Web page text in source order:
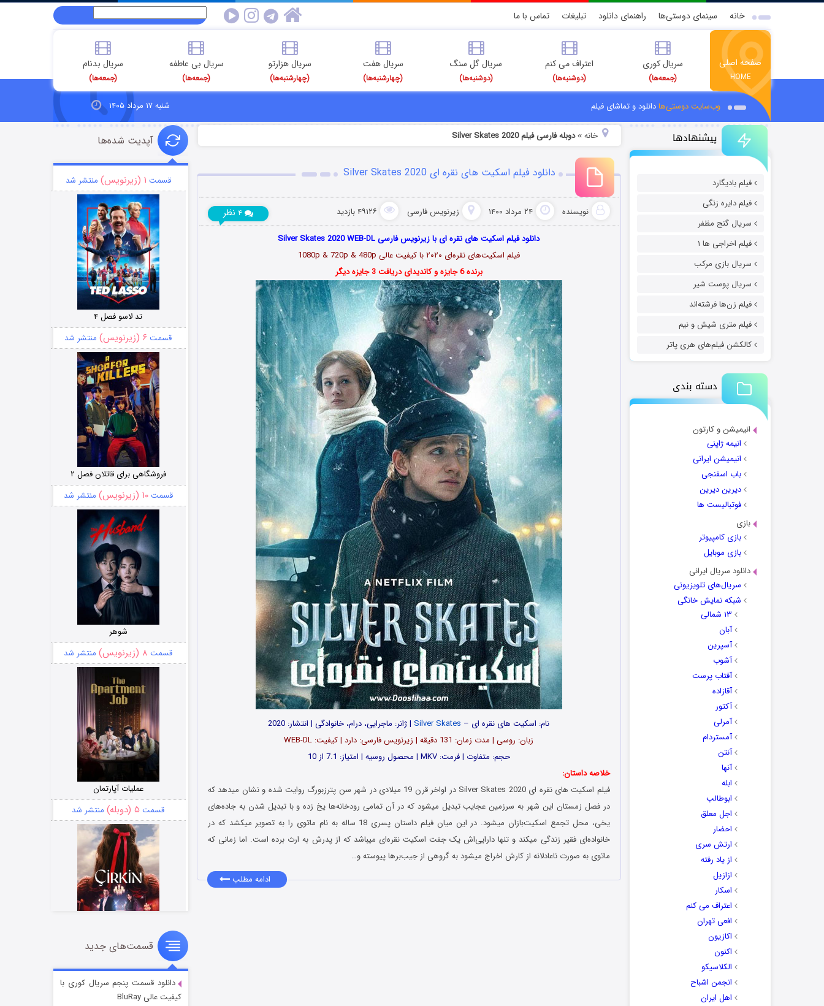
خانه سینمای دوستی‌ها راهنمای دانلود تبلیغات تماس با ما
صفحه اصلی
HOME
سریال کوری
(جمعه‌ها)
اعتراف می کنم
(دوشنبه‌ها)
سریال گل سنگ
(دوشنبه‌ها)
سریال هفت
(چهارشنبه‌ها)
سریال هزارتو
(چهارشنبه‌ها)
سریال بی عاطفه
(جمعه‌ها)
سریال بدنام
(جمعه‌ها)
وب‌سایت دوستی‌هادانلود و تماشای فیلم شنبه ۱۷ مرداد ۱۴۰۵
پیشنهادها
فیلم بادیگارد
فیلم دایره زنگی
سریال گنج مظفر
فیلم اخراجی ها ۱
سریال بازی مرکب
سریال پوست شیر
فیلم زن‌ها فرشته‌اند
فیلم متری شیش و نیم
کالکشن فیلم‌های هری پاتر
دسته بندی
انیمیشن و کارتون
انیمه ژاپنی
انیمیشن ایرانی
باب اسفنجی
دیرین دیرین
فوتبالیست ها
بازی
بازی کامپیوتر
بازی موبایل
دانلود سریال ایرانی
سریال‌های تلویزیونی
شبکه نمایش خانگی
۱۳ شمالی
آبان
آسپرین
آشوب
آفتاب پرست
آقازاده
آکتور
آمرلی
آمستردام
آنتن
آنها
ابله
ابوطالب
اجل معلق
احضار
ارتش سری
از یاد رفته
ازازیل
اسکار
اعتراف می کنم
افعی تهران
اکازیون
اکنون
الکلاسیکو
انجمن اشباح
اهل ایران
خانه»دوبله فارسی فیلم Silver Skates 2020
دانلود فیلم اسکیت های نقره ای Silver Skates 2020
نویسنده ۲۴ مرداد ۱۴۰۰ زیرنویس فارسی ۴۹۱۲۶ بازدید ۴ نظر
دانلود فیلم اسکیت های نقره ای با زیرنویس فارسی Silver Skates 2020 WEB-DL
فیلم اسکیت‌های نقره‌ای ۲۰۲۰ با کیفیت عالی 1080p & 720p & 480p
برنده 6 جایزه و کاندیدای دریافت 3 جایزه دیگر
نام: اسکیت های نقره ای – Silver Skates| ژانر: ماجرایی، درام، خانوادگی | انتشار: 2020
زبان: روسی | مدت زمان: 131 دقیقه | زیرنویس فارسی: دارد | کیفیت: WEB-DL
حجم: متفاوت | فرمت: MKV | محصول روسیه | امتیاز: 7.1 از 10
خلاصه داستان:
فیلم اسکیت های نقره ای Silver Skates 2020 در اواخر قرن 19 میلادی در شهر سن پترزبورگ روایت شده و نشان میدهد که
در فصل زمستان این شهر به سرزمین عجایب تبدیل میشود که در آن تمامی رودخانه‌ها یخ زده و با تبدیل شدن به جاده‌های
یخی، محل تجمع اسکیت‌بازان میشود. در این میان فیلم داستان پسری 18 ساله به نام ماتوی را به تصویر میکشد که در
خانواده‌‌ای فقیر زندگی میکند و تنها دارایی‌اش یک جفت اسکیت نقره‌ای میباشد که از پدرش به ارث برده است. اما زمانی که
ماتوی به صورت ناعادلانه از کارش اخراج میشود به گروهی از جیب‌برها پیوسته و…
ادامه مطلب
آپدیت شده‌ها
قسمت ۱ (زیرنویس) منتشر شد
تد لاسو فصل ۴
قسمت ۶ (زیرنویس) منتشر شد
فروشگاهی برای قاتلان فصل ۲
قسمت۱۰ (زیرنویس) منتشر شد
شوهر
قسمت ۸ (زیرنویس) منتشر شد
عملیات آپارتمان
قسمت ۵ (دوبله) منتشر شد
سریال زشت
قسمت۲ (زیرنویس) منتشر شد
قسمت‌های جدید
دانلود قسمت پنجم سریال کوری با
کیفیت عالی BluRay